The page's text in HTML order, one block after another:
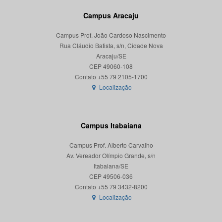
Campus Aracaju
Campus Prof. João Cardoso Nascimento
Rua Cláudio Batista, s/n, Cidade Nova
Aracaju/SE
CEP 49060-108
Localização
Campus Itabaiana
Campus Prof. Alberto Carvalho
Av. Vereador Olímpio Grande, s/n
Itabaiana/SE
CEP 49506-036
Localização